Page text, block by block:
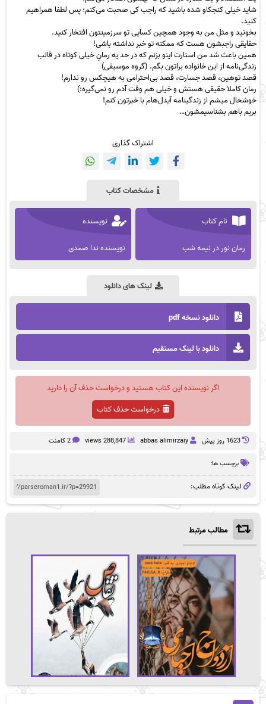
شاید خیلی کنجکاو شده باشید که راجب کی صحبت می‌کنم؛ پس لطفا همراهیم
کنید.
بخونید و مثل من به وجود همچین کسایی تو سرزمینتون افتخار کنید.
حقایقی راجبشون هست که ممکنه تو خبر نداشته باشی!
همین باعث شد من استارت اینو بزنم که در حد یه رمانِ خیلی کوتاه در قالب
زندگی‌نامه از این خانواده‌ براتون بگم. (گروه موسیقی)
قصد توهین، قصد جسارت، قصد بی‌احترامی به هیچکس رو ندارم!
رمان کاملا حقیقی هستش و خیلی هم وقت آدم رو نمی‌گیره:)
خوشحال میشم از زندگینامه آیدل‌هام با خبرتون کنم!
بریم باهم بشناسیمشون…
اشتراک گذاری
مشخصات کتاب
نام کتاب
رمان نور در نیمه شب
نویسنده
نویسنده ندا صمدی
لینک های دانلود
دانلود نسخه pdf
دانلود با لینک مستقیم
اگر نویسنده این کتاب هستید و درخواست حذف آن را دارید
درخواست حذف کتاب
1623 روز پيش abbas alimirzaiy
288,847 views 2 کامنت
برچسب ها:
لینک کوتاه مطلب:
مطالب مرتبط